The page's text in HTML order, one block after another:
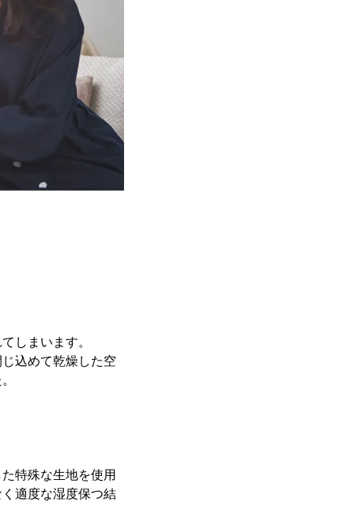
しまいます。
込めて乾燥した空
特殊な生地を使用
適度な湿度保つ結